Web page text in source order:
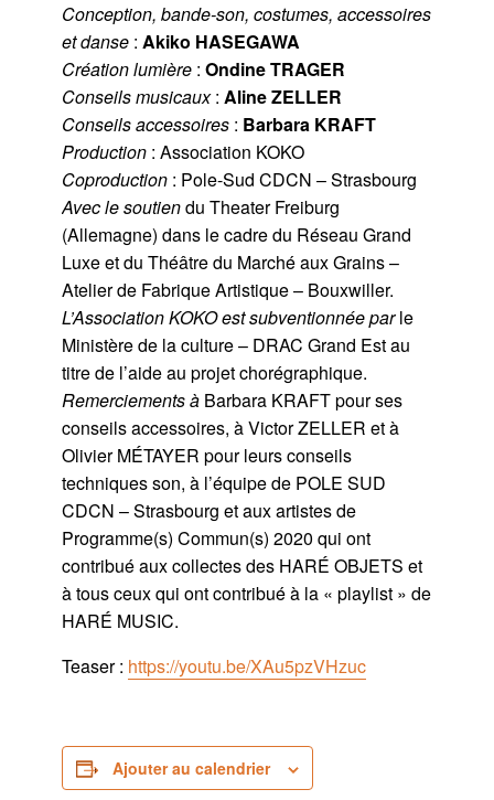
Conception, bande-son, costumes, accessoires
et danse: Akiko HASEGAWA
Création lumière: Ondine TRAGER
Conseils musicaux: Aline ZELLER
Conseils accessoires: Barbara KRAFT
Production: Association KOKO
Coproduction: Pole-Sud CDCN – Strasbourg
Avec le soutiendu Theater Freiburg
(Allemagne) dans le cadre du Réseau Grand
Luxe et du Théâtre du Marché aux Grains –
Atelier de Fabrique Artistique – Bouxwiller.
L’Association KOKO est subventionnée parle
Ministère de la culture – DRAC Grand Est au
titre de l’aide au projet chorégraphique.
RemerciementsàBarbara KRAFT pour ses
conseils accessoires, à Victor ZELLER et à
Olivier MÉTAYER pour leurs conseils
techniques son, à l’équipe de POLE SUD
CDCN – Strasbourg et aux artistes de
Programme(s) Commun(s) 2020 qui ont
contribué aux collectes des HARÉ OBJETS et
à tous ceux qui ont contribué à la « playlist » de
HARÉ MUSIC.
Teaser : https://youtu.be/XAu5pzVHzuc
Ajouter au calendrier